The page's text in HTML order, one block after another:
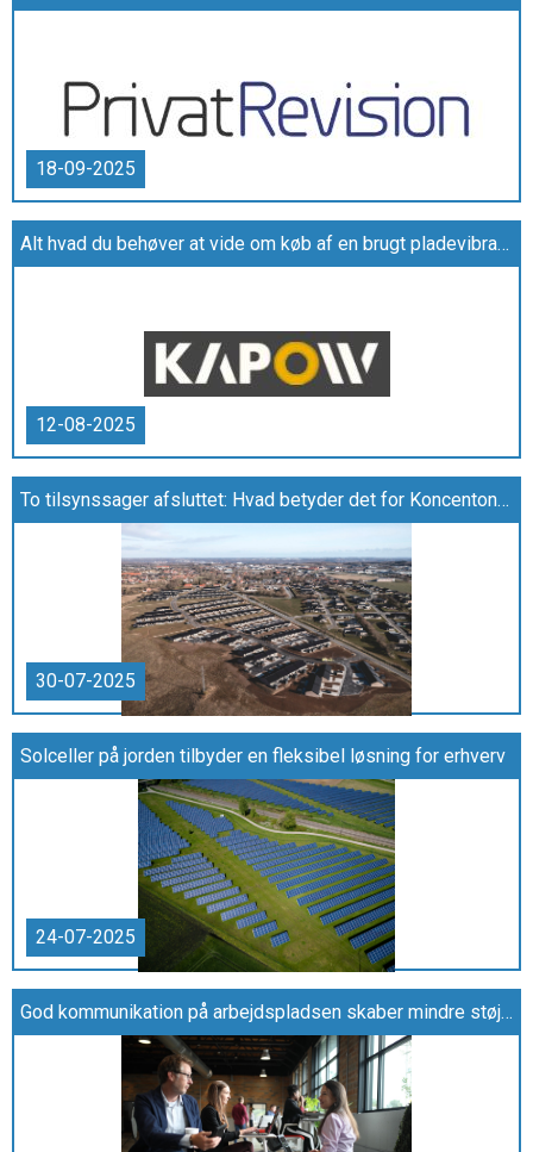
18-09-2025
Alt hvad du behøver at vide om køb af en brugt pladevibrator fra Kapow
12-08-2025
To tilsynssager afsluttet: Hvad betyder det for Koncenton A/S?
30-07-2025
Solceller på jorden tilbyder en fleksibel løsning for erhverv
24-07-2025
God kommunikation på arbejdspladsen skaber mindre støj og mere arbejdsglæde